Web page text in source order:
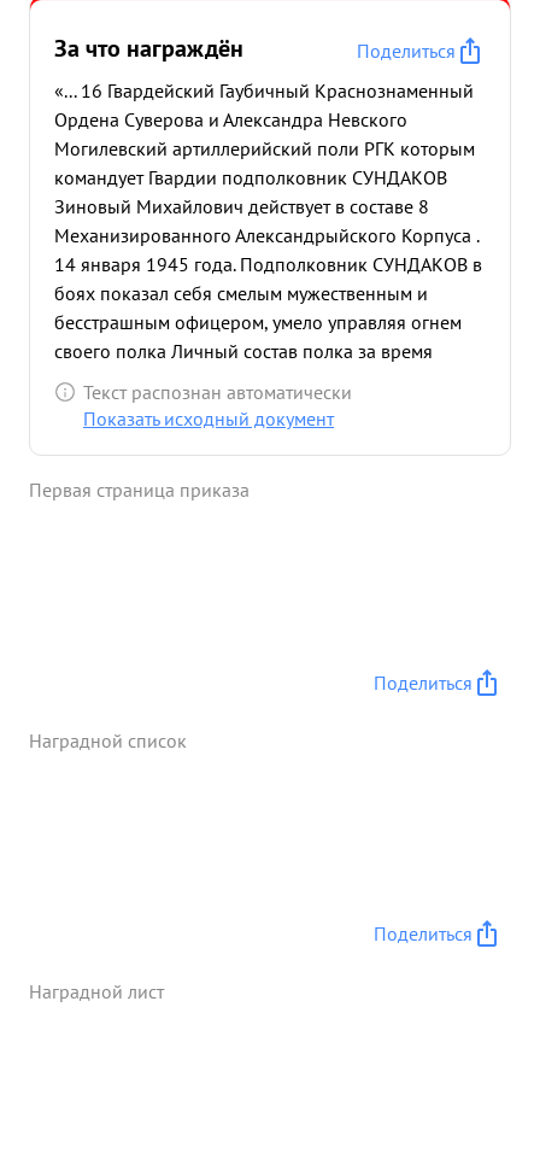
За что награждён
Поделиться
«... 16 Гвардейский Гаубичный Краснознаменный
Ордена Суверова и Александра Невского
Могилевский артиллерийский поли РГК которым
командует Гвардии подполковник СУНДАКОВ
Зиновый Михайлович действует в составе 8
Механизированного Александрыйского Корпуса .
14 января 1945 года. Подполковник СУНДАКОВ в
боях показал себя смелым мужественным и
бесстрашным офицером, умело управляя огнем
своего полка Личный состав полка за время
боевых действий в составе корпуса проявил
исключительное мужество, бесстрашие и умение
подивизионно действовал . механизированными
своим личным примером воодушевлял личный
Текст распознан автоматически
Показать исходный документ
Первая страница приказа
Поделиться
Наградной список
Поделиться
Наградной лист